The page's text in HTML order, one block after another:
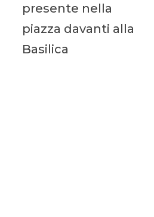
presente nella
piazza davanti alla
Basilica